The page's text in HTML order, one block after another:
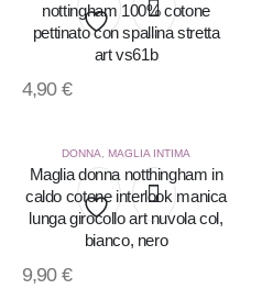
desideri
Aggiungi
dei
desideri
nottingham 100% cotone
pettinato con spallina stretta
art vs61b
4,90 €
Aggiungi
DONNA MAGLIA INTIMA
Maglia donna notthingham in
caldo cotone interlook manica
lunga girocollo art nuvola col,
bianco, nero
9,90 €